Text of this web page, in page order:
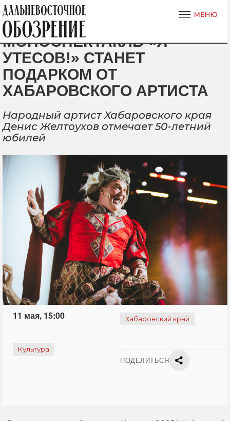
МОНОСПЕКТАКЛЬ «Я −
УТЕСОВ!» СТАНЕТ
ПОДАРКОМ ОТ
ХАБАРОВСКОГО АРТИСТА
Народный артист Хабаровского края
Денис Желтоухов отмечает 50-летний
юбилей
11 мая, 15:00 Хабаровский край
Культура
ПОДЕЛИТЬСЯ